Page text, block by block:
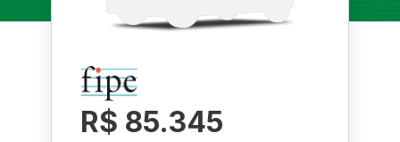
R$ 85.345